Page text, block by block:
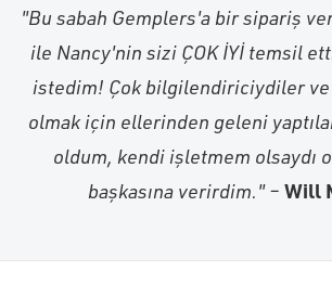
"Bu sabah Gemplers'a bir sipariş
ile Nancy'nin sizi ÇOK İYİ temsil
istedim! Çok bilgilendiriciydiler ve
olmak için ellerinden geleni
oldum, kendi işletmem olsaydı
başkasına verirdim." – Will